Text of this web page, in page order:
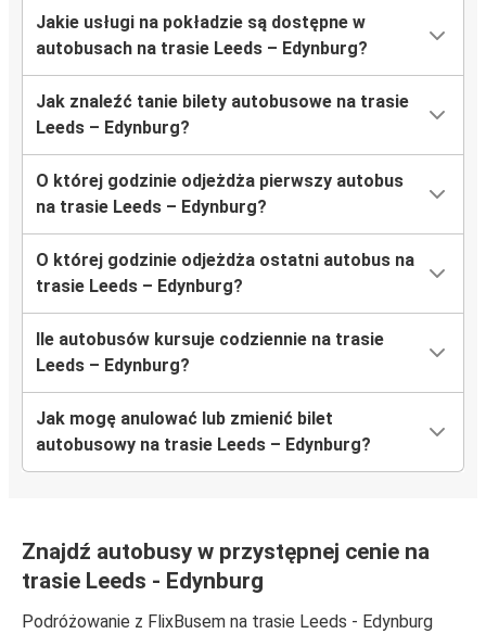
Jakie usługi na pokładzie są dostępne w
autobusach na trasie Leeds – Edynburg?
Jak znaleźć tanie bilety autobusowe na trasie
Leeds – Edynburg?
O której godzinie odjeżdża pierwszy autobus
na trasie Leeds – Edynburg?
O której godzinie odjeżdża ostatni autobus na
trasie Leeds – Edynburg?
Ile autobusów kursuje codziennie na trasie
Leeds – Edynburg?
Jak mogę anulować lub zmienić bilet
autobusowy na trasie Leeds – Edynburg?
Znajdź autobusy w przystępnej cenie na
trasie Leeds - Edynburg
Podróżowanie z FlixBusem na trasie Leeds - Edynburg